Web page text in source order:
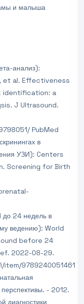
и малыша
анализ):
et al. Effectiveness
identification: a
J Ultrasound.
PubMed
в
УЗИ): Centers
Screening for Birth
24 недель в
ведению): World
before 24
2022-08-29.
9789240051461
- 2012.
диагностики